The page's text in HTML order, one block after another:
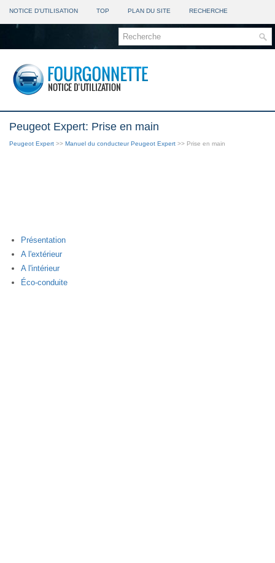
NOTICE D'UTILISATION TOP PLAN DU SITE RECHERCHE
Peugeot Expert: Prise en main
Peugeot Expert >> Manuel du conducteur Peugeot Expert >> Prise en main
Présentation
A l'extérieur
A l'intérieur
Éco-conduite